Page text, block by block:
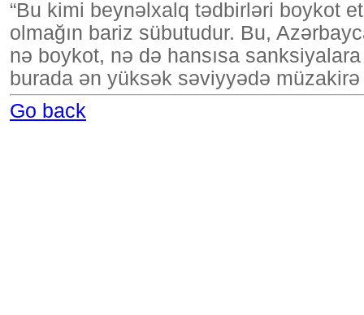
“Bu kimi beynəlxalq tədbirləri boykot
olmağın bariz sübutudur. Bu,
nə boykot, nə də hansısa sanksiyalara
burada ən yüksək səviyyədə
Go back